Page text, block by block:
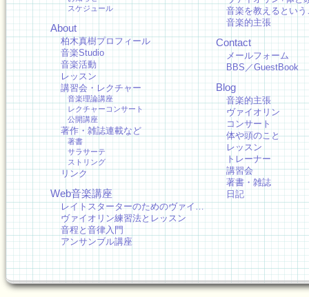
スケジュール
About
柏木真樹プロフィール
音楽Studio
音楽活動
レッスン
講習会・レクチャー
音楽理論講座
レクチャーコンサート
公開講座
著作・雑誌連載など
著書
サラサーテ
ストリング
リンク
Web音楽講座
レイトスターターのためのヴァイ…
ヴァイオリン練習法とレッスン
音程と音律入門
アンサンブル講座
音楽を教えるという
音楽的主張
Contact
メールフォーム
BBS／GuestBook
Blog
音楽的主張
ヴァイオリン
コンサート
体や頭のこと
レッスン
トレーナー
講習会
著書・雑誌
日記